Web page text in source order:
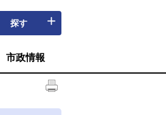
探す
市政情報